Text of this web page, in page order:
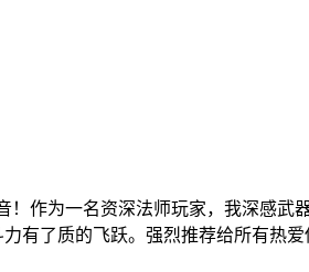
作为一名资深法师玩家，我深感
有了质的飞跃。强烈推荐给所有热爱